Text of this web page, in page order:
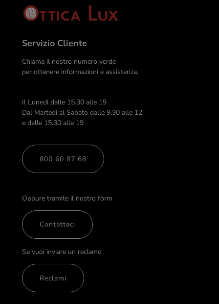
Servizio Cliente
Chiama il nostro numero verde
per ottenere informazioni e assistenza.
Il Lunedì dalle 15.30 alle 19
Dal Martedì al Sabato dalle 9.30 alle 12
e dalle 15.30 alle 19
800 60 87 68
Oppure tramite il nostro form
Contattaci
Se vuoi inviare un reclamo
Reclami